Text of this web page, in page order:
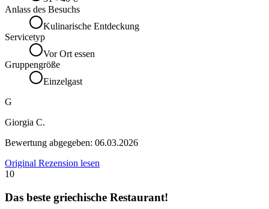
Anlass des Besuchs
Kulinarische Entdeckung
Servicetyp
Vor Ort essen
Gruppengröße
Einzelgast
G
Giorgia C.
Bewertung abgegeben: 06.03.2026
Original Rezension lesen
10
Das beste griechische Restaurant!